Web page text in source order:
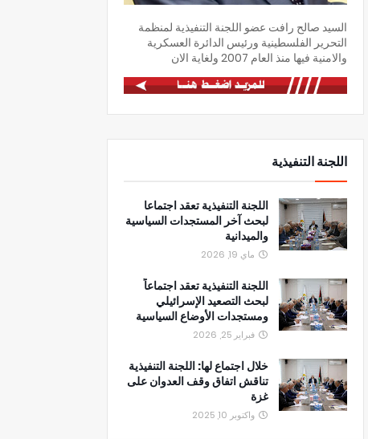
السيد صالح رافت عضو اللجنة التنفيذية لمنظمة
التحرير الفلسطينية ورئيس الدائرة العسكرية
والامنية فيها منذ العام 2007 ولغاية الان
اللجنة التنفيذية
اللجنة التنفيذية تعقد اجتماعا
لبحث آخر المستجدات السياسية
والميدانية
ماي 19, 2026
اللجنة التنفيذية تعقد اجتماعاً
لبحث التصعيد الإسرائيلي
ومستجدات الأوضاع السياسية
فبراير 25, 2026
خلال اجتماع لها: اللجنة التنفيذية
تناقش اتفاق وقف العدوان على
غزة
واكتوبر 10, 2025